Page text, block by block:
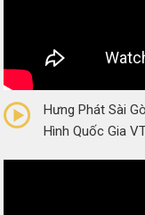
(0 Reviews)
Hưng Phát Sài
Hình Quốc Gia